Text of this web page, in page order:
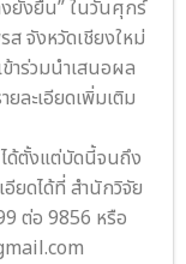
ยั่งยืน” ในวันศุกร์
จังหวัดเชียงใหม่
าร่วมนำเสนอผล
ละเอียดเพิ่มเติม
ได้ตั้งแต่บัดนี้จนถึง
ยดได้ที่ สำนักวิจัย
ต่อ 9856 หรือ